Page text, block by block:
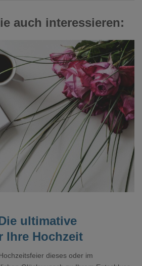
auch interessieren:
Loading...
ultimative
Ihre Hochzeit
dieses oder im